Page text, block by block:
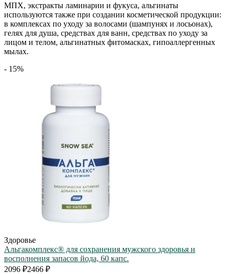
МПХ, экстракты ламинарии и фукуса, альгинаты
используются также при создании косметической продукции:
в комплексах по уходу за волосами (шампунях и лосьонах),
гелях для душа, средствах для ванн, средствах по уходу за
лицом и телом, альгинатных фитомасках, гипоаллергенных
мылах.
- 15%
Здоровье
Альгакомплекс® для сохранения мужского здоровья и
восполнения запасов йода, 60 капс.
2096 ₽2466 ₽